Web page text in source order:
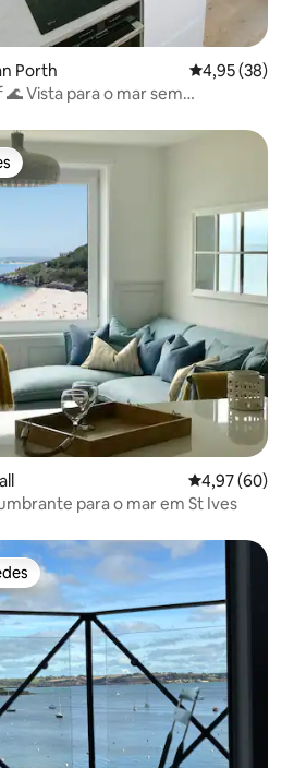
Porth 4,95 de uma
4,95 (38)
sem
4,97 de uma
4,97 (60)
deslumbrante para o mar em St Ives
dos hóspedes